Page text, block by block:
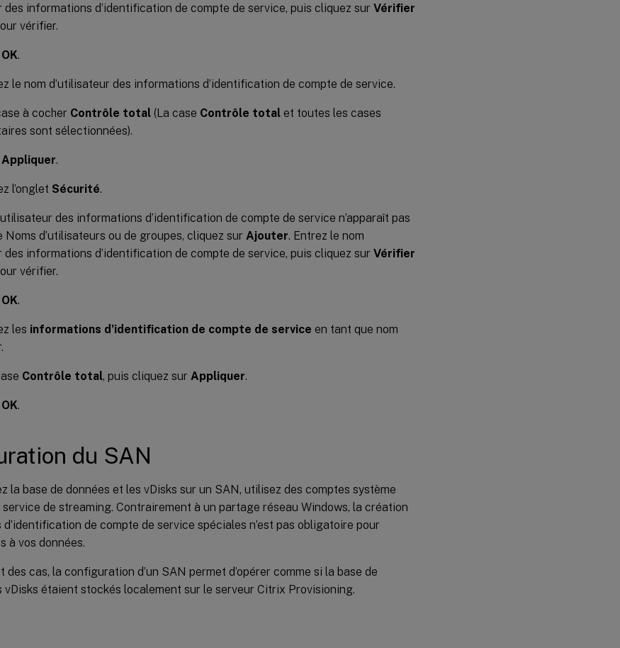
des informations d’identification de compte de service, puis cliquez sur Vérifier
vérifier.
OK.
le nom d’utilisateur des informations d’identification de compte de service.
à cocher Contrôle total (La case Contrôle total et toutes les cases
sont sélectionnées).
Appliquer.
l’onglet Sécurité.
des informations d’identification de compte de service n’apparaît pas
Noms d’utilisateurs ou de groupes, cliquez sur Ajouter. Entrez le nom
des informations d’identification de compte de service, puis cliquez sur Vérifier
vérifier.
OK.
les informations d’identification de compte de service en tant que nom
Contrôle total, puis cliquez sur Appliquer.
OK.
du SAN
la base de données et les vDisks sur un SAN, utilisez des comptes système
de streaming. Contrairement à un partage réseau Windows, la création
d’identification de compte de service spéciales n’est pas obligatoire pour
à vos données.
des cas, la configuration d’un SAN permet d’opérer comme si la base de
vDisks étaient stockés localement sur le serveur Citrix Provisioning.